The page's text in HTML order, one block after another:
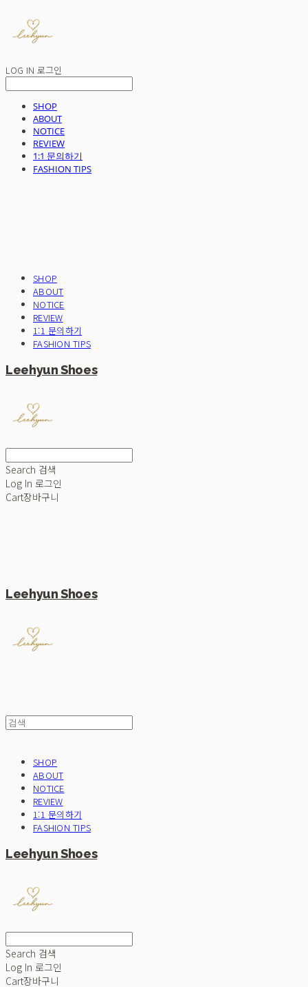
LOG IN 로그인
SHOP
ABOUT
NOTICE
REVIEW
1:1 문의하기
FASHION TIPS
SHOP
ABOUT
NOTICE
REVIEW
1:1 문의하기
FASHION TIPS
Leehyun Shoes
Search 검색
Log In 로그인
Cart장바구니
Leehyun Shoes
SHOP
ABOUT
NOTICE
REVIEW
1:1 문의하기
FASHION TIPS
Leehyun Shoes
Search 검색
Log In 로그인
Cart장바구니